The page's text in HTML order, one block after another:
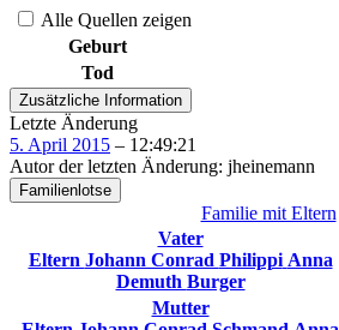
Alle Quellen zeigen
Geburt
Tod
Zusätzliche Information
Letzte Änderung
5. April 2015 – 12:49:21
Autor der letzten Änderung: jheinemann
Familienlotse
Familie mit Eltern
Vater
Eltern Johann Conrad Philippi Anna
Demuth Burger
Mutter